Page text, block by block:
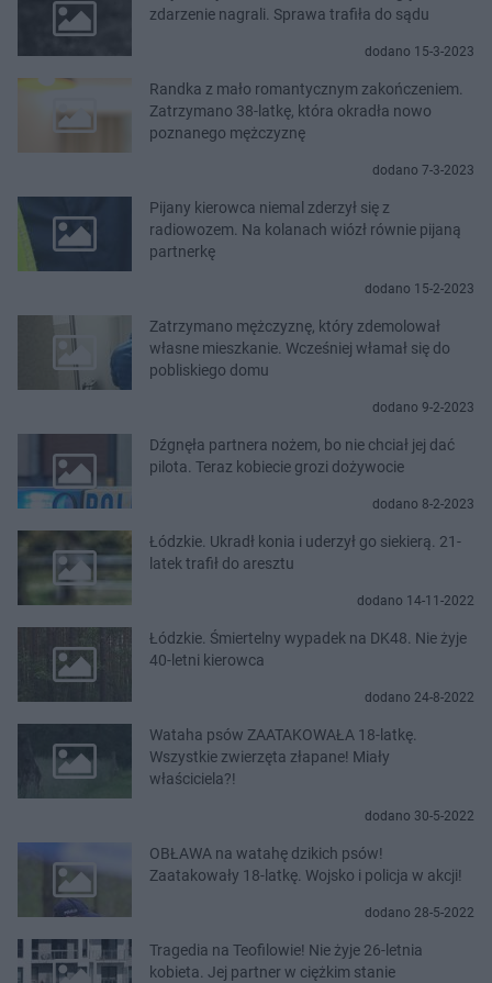
zdarzenie nagrali. Sprawa trafiła do sądu
dodano 15-3-2023
Randka z mało romantycznym zakończeniem.
Zatrzymano 38-latkę, która okradła nowo
poznanego mężczyznę
dodano 7-3-2023
Pijany kierowca niemal zderzył się z
radiowozem. Na kolanach wiózł równie pijaną
partnerkę
dodano 15-2-2023
Zatrzymano mężczyznę, który zdemolował
własne mieszkanie. Wcześniej włamał się do
pobliskiego domu
dodano 9-2-2023
Dźgnęła partnera nożem, bo nie chciał jej dać
pilota. Teraz kobiecie grozi dożywocie
dodano 8-2-2023
Łódzkie. Ukradł konia i uderzył go siekierą. 21-
latek trafił do aresztu
dodano 14-11-2022
Łódzkie. Śmiertelny wypadek na DK48. Nie żyje
40-letni kierowca
dodano 24-8-2022
Wataha psów ZAATAKOWAŁA 18-latkę.
Wszystkie zwierzęta złapane! Miały
właściciela?!
dodano 30-5-2022
OBŁAWA na watahę dzikich psów!
Zaatakowały 18-latkę. Wojsko i policja w akcji!
dodano 28-5-2022
Tragedia na Teofilowie! Nie żyje 26-letnia
kobieta. Jej partner w ciężkim stanie